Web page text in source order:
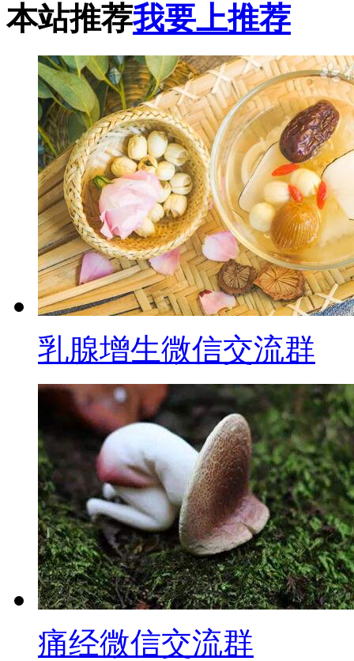
本站推荐我要上推荐
乳腺增生微信交流群
痛经微信交流群